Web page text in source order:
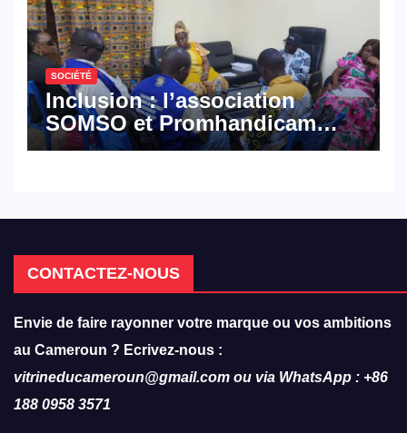
SOCIÉTÉ
Inclusion : l’association
SOMSO et Promhandicam
militent en faveur d’une
CONTACTEZ-NOUS
Envie de faire rayonner votre marque ou vos ambitions
au Cameroun ? Ecrivez-nous :
vitrineducameroun@gmail.com ou via WhatsApp : +86
188 0958 3571